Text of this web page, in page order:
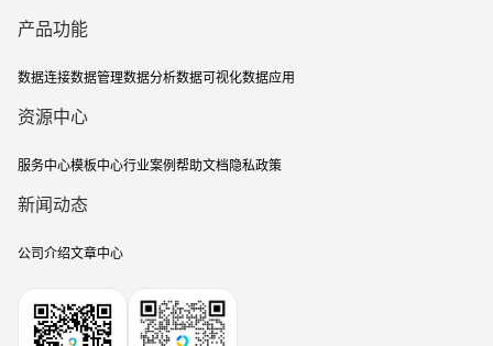
产品功能
数据连接数据管理数据分析数据可视化数据应用
资源中心
服务中心模板中心行业案例帮助文档隐私政策
新闻动态
公司介绍文章中心